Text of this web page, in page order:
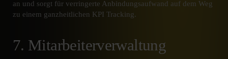
an und sorgt für verringerte Anbindungsaufwand auf dem Weg
zu einem ganzheitlichen KPI Tracking.
7. Mitarbeiterverwaltung